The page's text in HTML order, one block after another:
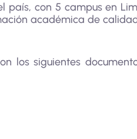
país, con 5 campus en
académica de
los siguientes